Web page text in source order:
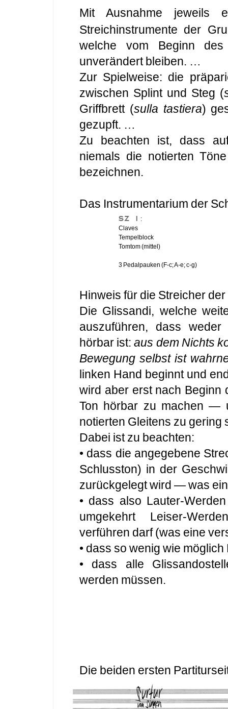
Mit Ausnahme jeweils
Streichinstrumente der
welche vom Beginn
unverändert bleiben. …
Zur Spielweise: die
zwischen Splint und Steg (
Griffbrett (sulla tastiera)
gezupft. …
Zu beachten ist, dass
niemals die notierten
bezeichnen.
Das Instrumentarium der
SZ 1 :
Claves
Tempelblock
Tomtom (mittel)
3 Pedalpauken (F-c; A-e; c-g)
Hinweis für die Streicher
Die Glissandi, welche
auszuführen, dass
hörbar ist:aus dem Nichts
Bewegung selbst ist
linken Hand beginnt und
wird aber erst nach Beginn
Ton hörbar zu machen —
notierten Gleitens zu gering
Dabei ist zu beachten:
• dass die angegebene
Schlusston) in der
zurückgelegt wird — was
• dass also Lauter-
umgekehrt Leiser-
verführen darf (was eine
• dass so wenig wie
• dass alle
werden müssen.
Die beiden ersten